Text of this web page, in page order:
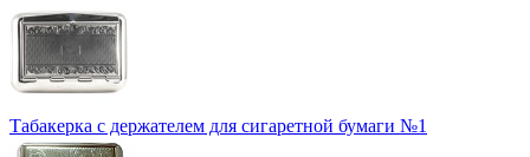
Табакерка с держателем для сигаретной бумаги №1